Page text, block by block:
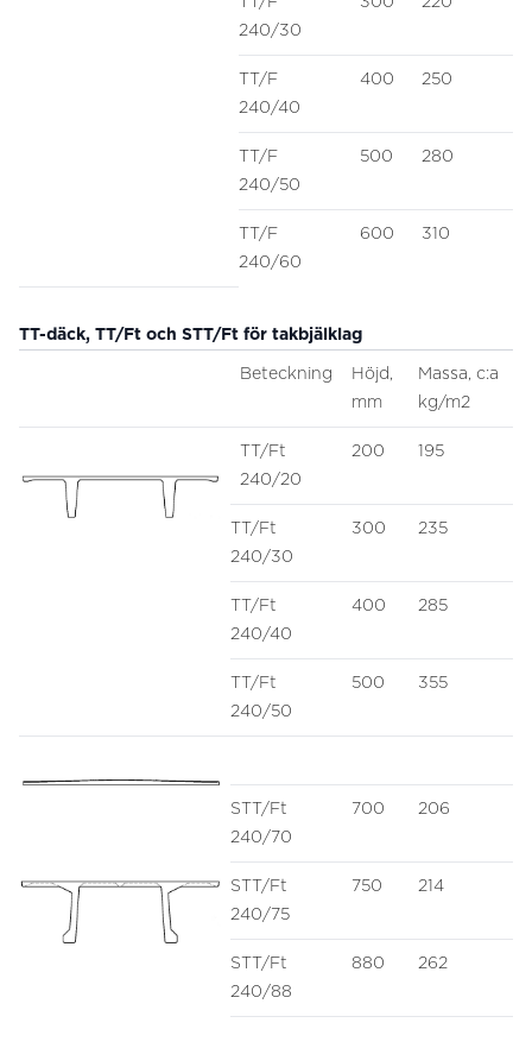
240/30
TT/F
240/40
400 250
TT/F
240/50
500 280
TT/F
240/60
600 310
TT-däck, TT/Ft och STT/Ft för takbjälklag
Beteckning
Höjd,
mm
Massa, c:a
kg/m2
TT/Ft
240/20
200 195
TT/Ft
240/30
300 235
TT/Ft
240/40
400 285
TT/Ft
240/50
500 355
STT/Ft
240/70
700 206
STT/Ft
240/75
750 214
STT/Ft
240/88
880 262